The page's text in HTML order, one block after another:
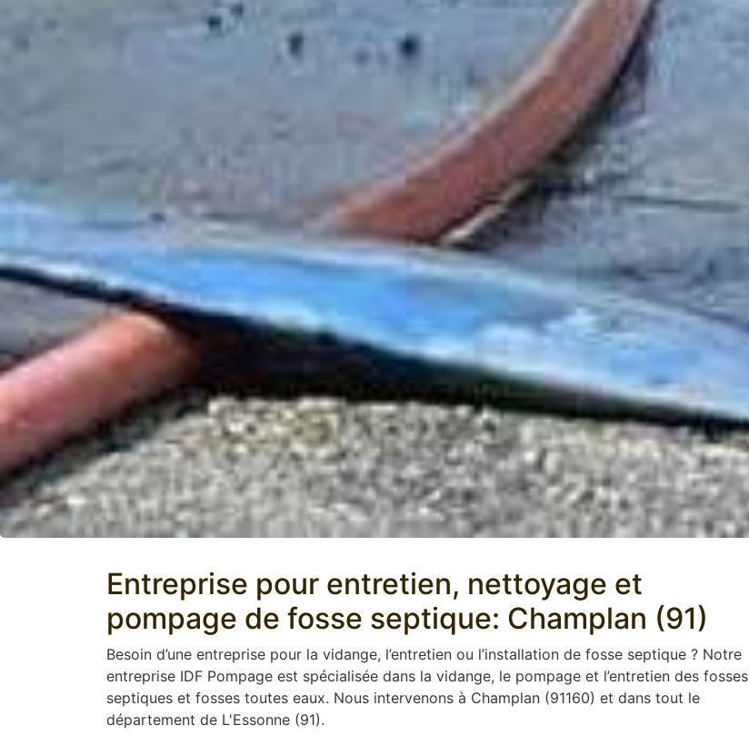
Entreprise pour entretien, nettoyage et
pompage de fosse septique: Champlan (91)
Besoin d’une entreprise pour la vidange, l’entretien ou l’installation de fosse septique ? Notre
entreprise IDF Pompage est spécialisée dans la vidange, le pompage et l’entretien des fosses
septiques et fosses toutes eaux. Nous intervenons à Champlan (91160) et dans tout le
département de L'Essonne (91).